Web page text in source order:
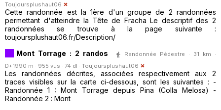
Toujoursplushaut06
Cette randonnée est la 1ère d'un groupe de 2 randonnées
permettant d'atteindre la Tête de Fracha Le descriptif des 2
randonnées se trouve à la page suivante :
toujoursplushaut06.fr/Description/
Mont Torrage : 2 randos
Randonnée Pédestre · 31 km ·
D+1990 m · 955 vus · 74 dl · Toujoursplushaut06
Les randonnées décrites, associées respectivement aux 2
traces visibles sur la carte ci-dessous, sont les suivantes : -
Randonnée 1 : Mont Torrage depuis Pina (Colla Melosa) -
Randonnée 2 : Mont